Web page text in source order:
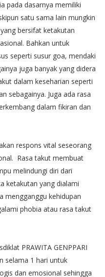
pada dasarnya memiliki
satu sama lain mungkin
bersifat ketakutan
Bahkan untuk
seperti susur goa, mendaki
juga banyak yang didera
dalam keseharian seperti
sebagainya. Juga ada rasa
dalam fikiran dan
respons vital seseorang
Rasa takut membuat
melindungi diri dari
ketakutan yang dialami
mengganggu kehidupan
phobia atau rasa takut
PRAWITA GENPPARI
selama 1 hari untuk
dan emosional sehingga